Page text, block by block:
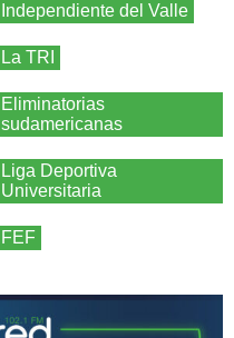
Independiente del Valle
La TRI
Eliminatorias
sudamericanas
Liga Deportiva
Universitaria
FEF